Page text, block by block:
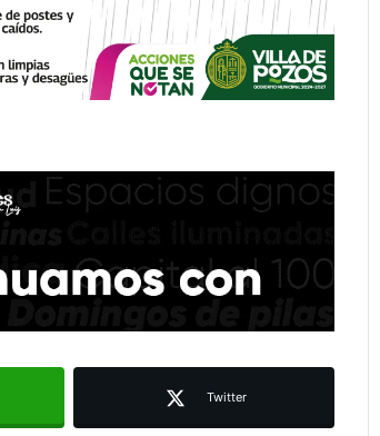
Twitter